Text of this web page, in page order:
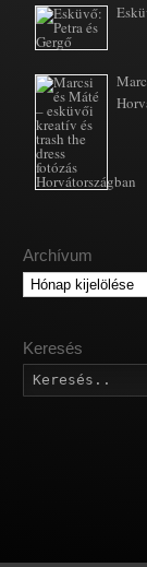
Archívum
Archívum
Keresés